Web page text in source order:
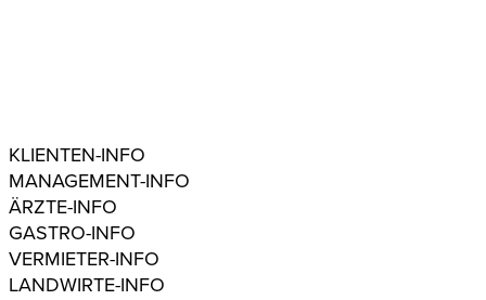
KLIENTEN-INFO
MANAGEMENT-INFO
ÄRZTE-INFO
GASTRO-INFO
VERMIETER-INFO
LANDWIRTE-INFO